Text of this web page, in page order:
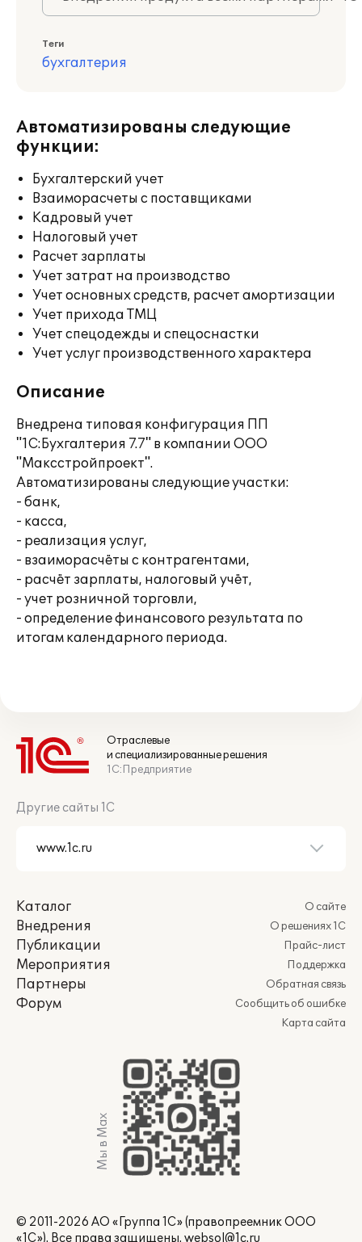
Теги
бухгалтерия
Автоматизированы следующие
функции:
Бухгалтерский учет
Взаиморасчеты с поставщиками
Кадровый учет
Налоговый учет
Расчет зарплаты
Учет затрат на производство
Учет основных средств, расчет амортизации
Учет прихода ТМЦ
Учет спецодежды и спецоснастки
Учет услуг производственного характера
Описание
Внедрена типовая конфигурация ПП
"1С:Бухгалтерия 7.7" в компании ООО
"Максстройпроект".
Автоматизированы следующие участки:
- банк,
- касса,
- реализация услуг,
- взаиморасчёты с контрагентами,
- расчёт зарплаты, налоговый учёт,
- учет розничной торговли,
- определение финансового результата по
итогам календарного периода.
Отраслевые
и специализированные решения
1С:Предприятие
Другие сайты 1С
Каталог
Внедрения
Публикации
Мероприятия
Партнеры
Форум
О сайте
О решениях 1С
Прайс-лист
Поддержка
Обратная связь
Сообщить об ошибке
Карта сайта
Мы в Max
© 2011-2026 АО «Группа 1С» (правопреемник ООО
«1С»). Все права защищены. websol@1c.ru